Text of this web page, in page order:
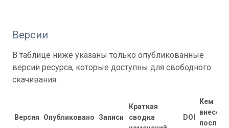
Версии
В таблице ниже указаны только опубликованные
версии ресурса, которые доступны для свободного
скачивания.
Версия Опубликовано Записи
Краткая
сводка
DOI
Кем